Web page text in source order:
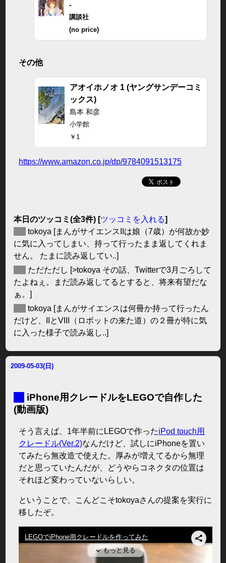
-
講談社
(no price)
その他
アオイホノオ 1 (ヤングサンデーコミ
ックス)
島本 和彦
小学館
￥1
https://www.amazon.co.jp/dp/9784091513175
本日のツッコミ(全3件) [ツッコミを入れる]
tokoya [まんがサイエンスIIは娘（7歳）が何故か妙
に気に入ってしまい、持って行ったまま返してくれま
せん。 たまに読み返してい..]
ただただし [>tokoya その話、Twitterで3月ごろして
たよねぇ。まだ読み返してるとすると、将来有望だな
ぁ。]
tokoya [まんがサイエンスは何冊か持って行ったん
だけど、IIとVIII（ロボットの来た道）の２冊が特に気
に入った様子で読み返し..]
2009-05-03(日)
iPhone用クレードルをLEGOで自作した
(動画版)
そう言えば、1年半前にLEGOで作ったiPod touch用
クレードル(Ver.2)なんだけど、試しにiPhoneを置い
てみたら無改造で使えた。厚みが増えてるから無理
だと思っていたんだが、どうやらコネクタの位置は
それほど変わっていないらしい。
ということで、こんどこそtokoyaさんの提案を実行に
移したぞ。